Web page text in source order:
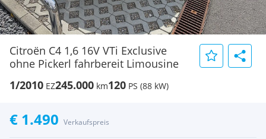
Citroën C4 1,6 16V VTi Exclusive
ohne Pickerl fahrbereit Limousine
1/2010 EZ245.000 km120 PS (88 kW)
€ 1.490 Verkaufspreis